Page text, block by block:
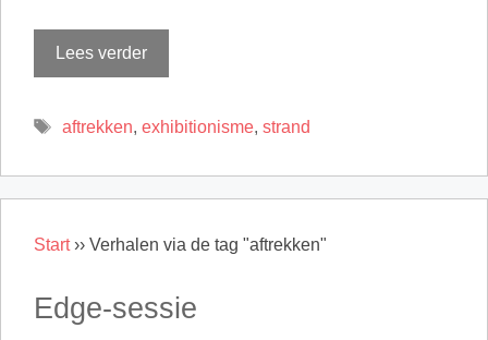
Lees verder
Tags
aftrekken, exhibitionisme, strand
Start›› Verhalen via de tag "aftrekken"
Edge-sessie